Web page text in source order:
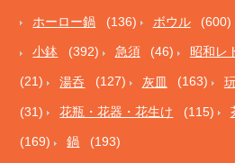
ホーロー鍋 (136) ボウル (600)
小鉢 (392) 急須 (46) 昭和レ
(21) 湯呑 (127) 灰皿 (163)
(31) 花瓶・花器・花生け (115)
(169) 鍋 (193)